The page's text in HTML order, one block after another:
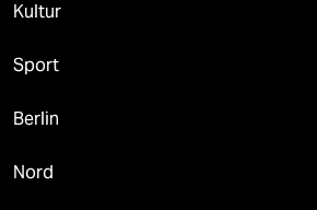
Kultur
Sport
Berlin
Nord